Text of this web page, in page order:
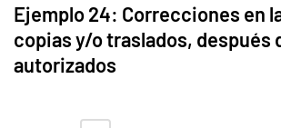
Ejemplo 24: Correcciones en
copias y/o traslados, después
autorizados